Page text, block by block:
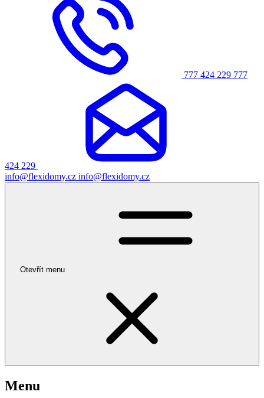
777 424 229 777
424 229
info@flexidomy.cz info@flexidomy.cz
Otevřít menu
Menu